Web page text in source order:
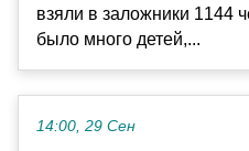
взяли в заложники 1144
было много детей,...
14:00, 29 Сен